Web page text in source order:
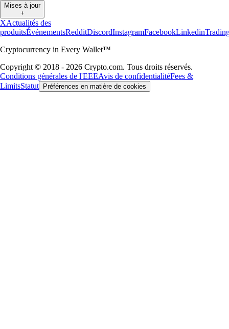
Mises à jour
+
XActualités des
produitsÉvénementsRedditDiscordInstagramFacebookLinkedin
Cryptocurrency in Every Wallet™
Copyright © 2018 - 2026 Crypto.com. Tous droits réservés.
Conditions générales de l'EEEAvis de confidentialitéFees &
LimitsStatut Préférences en matière de cookies